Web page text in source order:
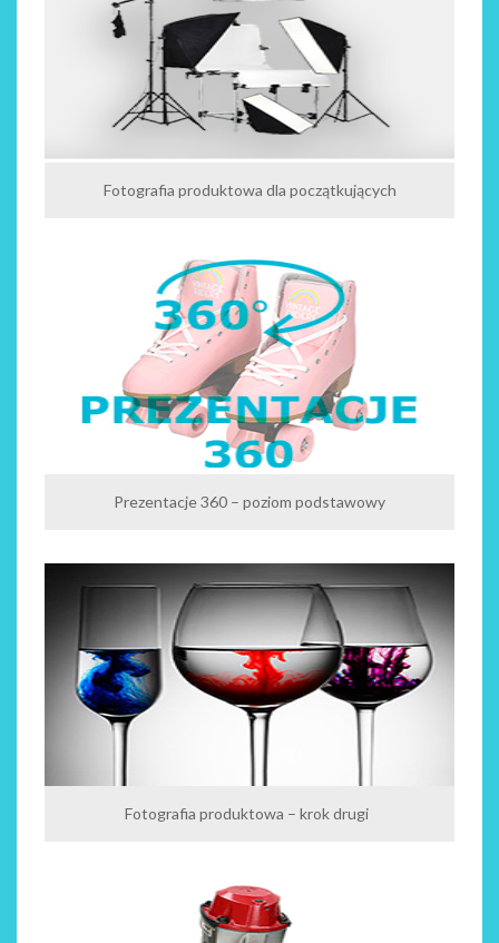
Fotografia produktowa dla początkujących
Prezentacje 360 – poziom podstawowy
Fotografia produktowa – krok drugi